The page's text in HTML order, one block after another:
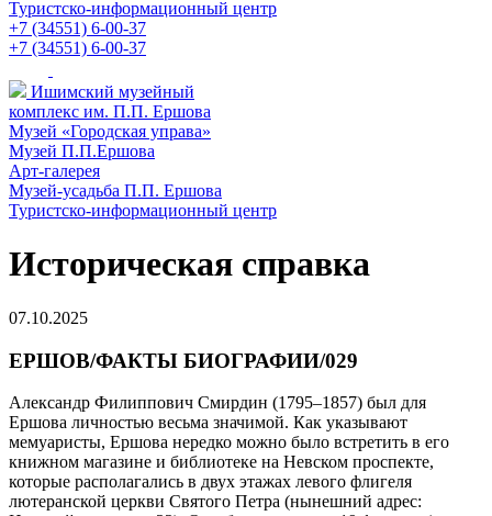
Туристско-информационный центр
+7 (34551) 6-00-37
+7 (34551) 6-00-37
Ишимский музейный
комплекс им. П.П. Ершова
Музей «Городская управа»
Музей П.П.Ершова
Арт-галерея
Музей-усадьба П.П. Ершова
Туристско-информационный центр
Историческая справка
07.10.2025
ЕРШОВ/ФАКТЫ БИОГРАФИИ/029
Александр Филиппович Смирдин (1795–1857) был для
Ершова личностью весьма значимой. Как указывают
мемуаристы, Ершова нередко можно было встретить в его
книжном магазине и библиотеке на Невском проспекте,
которые располагались в двух этажах левого флигеля
лютеранской церкви Святого Петра (нынешний адрес: